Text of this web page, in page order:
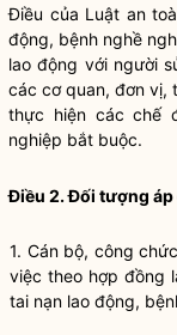
Điều của Luật an
động, bệnh nghề
lao động với người
các cơ quan, đơn vị,
thực hiện các chế
nghiệp bắt buộc.
Điều 2. Đối tượng áp
1. Cán bộ, công
việc theo hợp đồng
tai nạn lao động,